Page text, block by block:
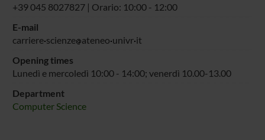
+39 045 8027827 | Orario: 10:00 - 12:00
E-mail
carriere scienze ateneo univr it
Opening times
Lunedì e mercoledì 10:00 - 14:00; venerdì 10.00-13.00
Department
Computer Science